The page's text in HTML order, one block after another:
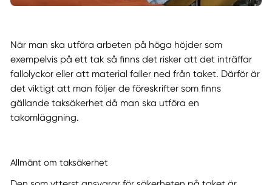
När man ska utföra arbeten på höga höjder som
exempelvis på ett tak så finns det risker att det inträffar
fallolyckor eller att material faller ned från taket. Därför är
det viktigt att man följer de föreskrifter som finns
gällande taksäkerhet då man ska utföra en
takomläggning.
Allmänt om taksäkerhet